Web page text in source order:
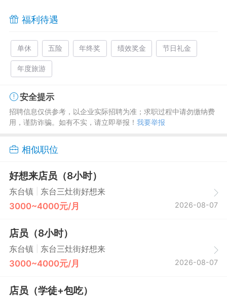
福利待遇
单休 五险 年终奖 绩效奖金 节日礼金
年度旅游
安全提示
招聘信息仅供参考，以企业实际招聘为准；求职过程中请勿缴纳费
用，谨防诈骗。如有不实，请立即举报！ 我要举报
相似职位
好想来店员（8小时）
东台镇 东台三灶街好想来
3000~4000元/月 2026-08-07
店员（8小时）
东台镇 东台三灶街好想来
3000~4000元/月 2026-08-07
店员（学徒+包吃）